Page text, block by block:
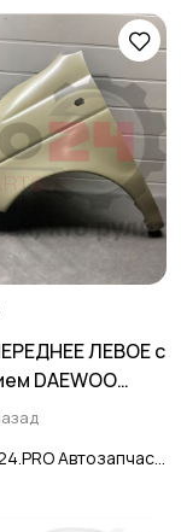
ЛЕВОЕ с
DAEWOO
2015
Auto24.PRO Автозапчасти